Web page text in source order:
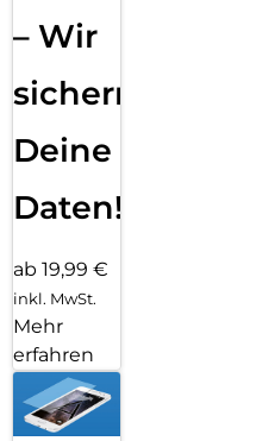
– Wir
sichern
Deine
Daten!
ab 19,99 €
inkl. MwSt.
Mehr
erfahren